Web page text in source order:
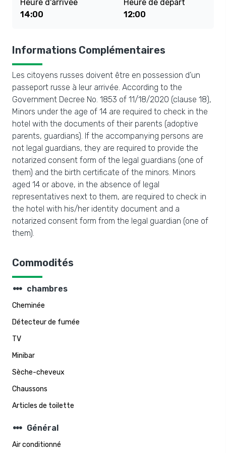
Heure d'arrivée
14:00
Heure de départ
12:00
Informations Complémentaires
Les citoyens russes doivent être en possession d’un
passeport russe à leur arrivée. According to the
Government Decree No. 1853 of 11/18/2020 (clause 18),
Minors under the age of 14 are required to check in the
hotel with the documents of their parents (adoptive
parents, guardians). If the accompanying persons are
not legal guardians, they are required to provide the
notarized consent form of the legal guardians (one of
them) and the birth certificate of the minors. Minors
aged 14 or above, in the absence of legal
representatives next to them, are required to check in
the hotel with his/her identity document and a
notarized consent form from the legal guardian (one of
them).
Commodités
steppers chambres
Cheminée
Détecteur de fumée
TV
Minibar
Sèche-cheveux
Chaussons
Articles de toilette
steppers Général
Air conditionné